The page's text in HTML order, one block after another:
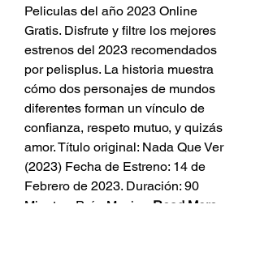
Peliculas del año 2023 Online
Gratis. Disfrute y filtre los mejores
estrenos del 2023 recomendados
por pelisplus. La historia muestra
cómo dos personajes de mundos
diferentes forman un vínculo de
confianza, respeto mutuo, y quizás
amor. Título original: Nada Que Ver
(2023) Fecha de Estreno: 14 de
Febrero de 2023. Duración: 90
Minutos. País: Mexico. Read More